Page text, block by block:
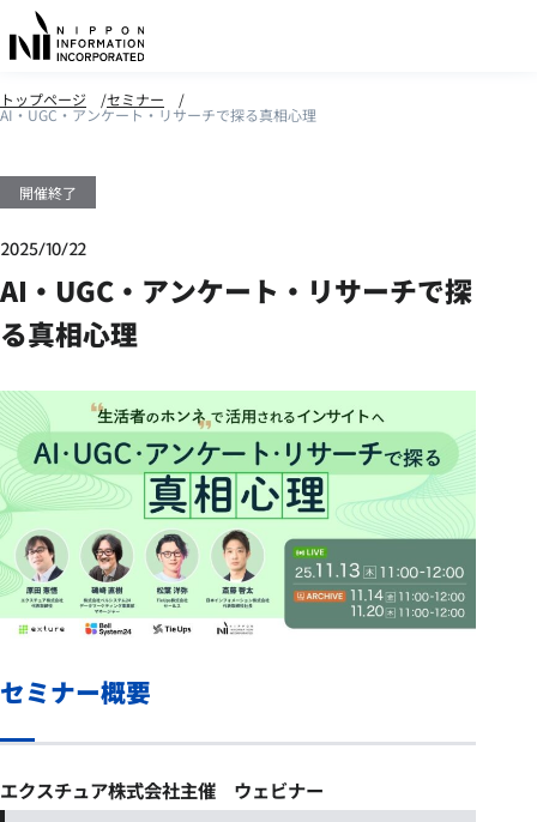
トップページ セミナー
AI・UGC・アンケート・リサーチで探る真相心理
開催終了
2025/10/22
AI・UGC・アンケート・リサーチで探
る真相心理
セミナー概要
エクスチュア株式会社主催 ウェビナー